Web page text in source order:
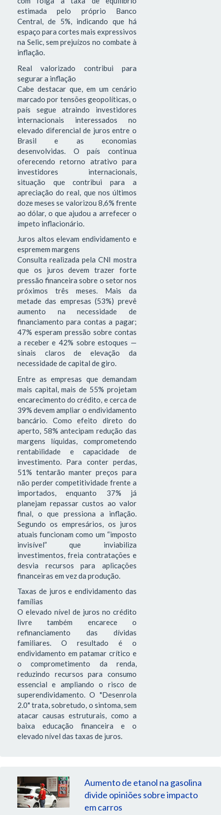
estimada pelo próprio Banco
Central, de 5%, indicando que há
espaço para cortes mais expressivos
na Selic, sem prejuízos no combate à
inflação.
Real valorizado contribui para
segurar a inflação
Cabe destacar que, em um cenário
marcado por tensões geopolíticas, o
país segue atraindo investidores
internacionais interessados no
elevado diferencial de juros entre o
Brasil e as economias
desenvolvidas. O país continua
oferecendo retorno atrativo para
investidores internacionais,
situação que contribui para a
apreciação do real, que nos últimos
doze meses se valorizou 8,6% frente
ao dólar, o que ajudou a arrefecer o
ímpeto inflacionário.
Juros altos elevam endividamento e
espremem margens
Consulta realizada pela CNI mostra
que os juros devem trazer forte
pressão financeira sobre o setor nos
próximos três meses. Mais da
metade das empresas (53%) prevê
aumento na necessidade de
financiamento para contas a pagar;
47% esperam pressão sobre contas
a receber e 42% sobre estoques —
sinais claros de elevação da
necessidade de capital de giro.
Entre as empresas que demandam
mais capital, mais de 55% projetam
encarecimento do crédito, e cerca de
39% devem ampliar o endividamento
bancário. Como efeito direto do
aperto, 58% antecipam redução das
margens líquidas, comprometendo
rentabilidade e capacidade de
investimento. Para conter perdas,
51% tentarão manter preços para
não perder competitividade frente a
importados, enquanto 37% já
planejam repassar custos ao valor
final, o que pressiona a inflação.
Segundo os empresários, os juros
atuais funcionam como um “imposto
invisível” que inviabiliza
investimentos, freia contratações e
desvia recursos para aplicações
financeiras em vez da produção.
Taxas de juros e endividamento das
famílias
O elevado nível de juros no crédito
livre também encarece o
refinanciamento das dívidas
familiares. O resultado é o
endividamento em patamar crítico e
o comprometimento da renda,
reduzindo recursos para consumo
essencial e ampliando o risco de
superendividamento. O "Desenrola
2.0" trata, sobretudo, o sintoma, sem
atacar causas estruturais, como a
baixa educação financeira e o
elevado nível das taxas de juros.
Aumento de etanol na gasolina
divide opiniões sobre impacto
em carros